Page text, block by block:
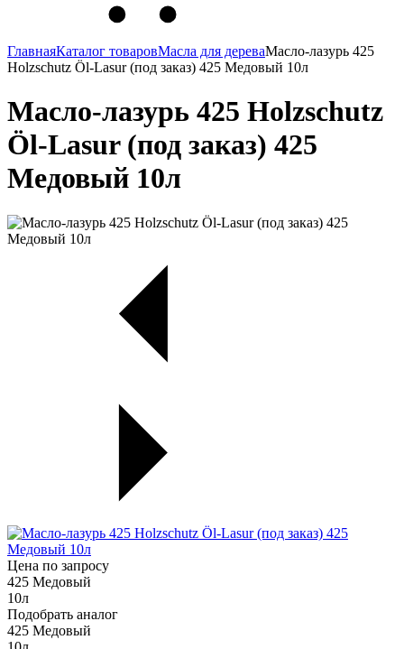
ГлавнаяКаталог товаровМасла для дереваМасло-лазурь 425
Holzschutz Öl-Lasur (под заказ) 425 Медовый 10л
Масло-лазурь 425 Holzschutz
Öl-Lasur (под заказ) 425
Медовый 10л
Цена по запросу
425 Медовый
10л
Подобрать аналог
425 Медовый